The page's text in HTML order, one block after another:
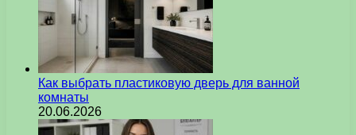
Как выбрать пластиковую дверь для ванной
комнаты
20.06.2026